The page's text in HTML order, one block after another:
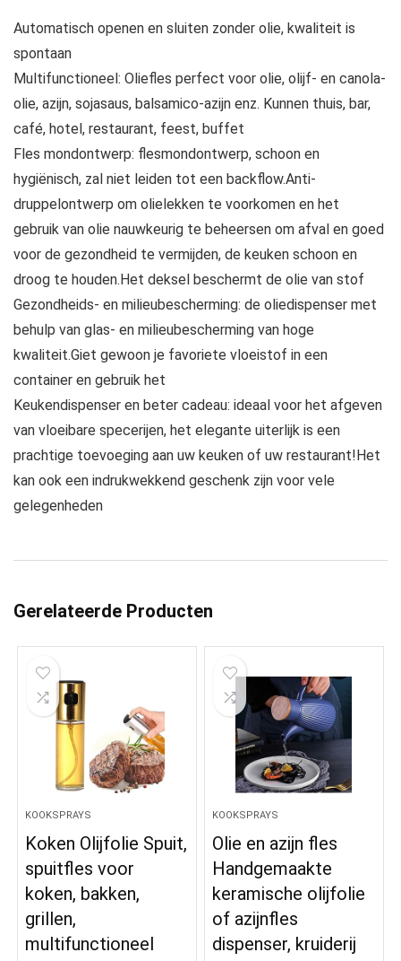
Automatisch openen en sluiten zonder olie, kwaliteit is
spontaan
Multifunctioneel: Oliefles perfect voor olie, olijf- en canola-
olie, azijn, sojasaus, balsamico-azijn enz. Kunnen thuis, bar,
café, hotel, restaurant, feest, buffet
Fles mondontwerp: flesmondontwerp, schoon en
hygiënisch, zal niet leiden tot een backflow.Anti-
druppelontwerp om olielekken te voorkomen en het
gebruik van olie nauwkeurig te beheersen om afval en goed
voor de gezondheid te vermijden, de keuken schoon en
droog te houden.Het deksel beschermt de olie van stof
Gezondheids- en milieubescherming: de oliedispenser met
behulp van glas- en milieubescherming van hoge
kwaliteit.Giet gewoon je favoriete vloeistof in een
container en gebruik het
Keukendispenser en beter cadeau: ideaal voor het afgeven
van vloeibare specerijen, het elegante uiterlijk is een
prachtige toevoeging aan uw keuken of uw restaurant!Het
kan ook een indrukwekkend geschenk zijn voor vele
gelegenheden
Gerelateerde Producten
KOOKSPRAYS
Koken Olijfolie Spuit,
spuitfles voor
koken, bakken,
grillen,
multifunctioneel
KOOKSPRAYS
Olie en azijn fles
Handgemaakte
keramische olijfolie
of azijnfles
dispenser, kruiderij